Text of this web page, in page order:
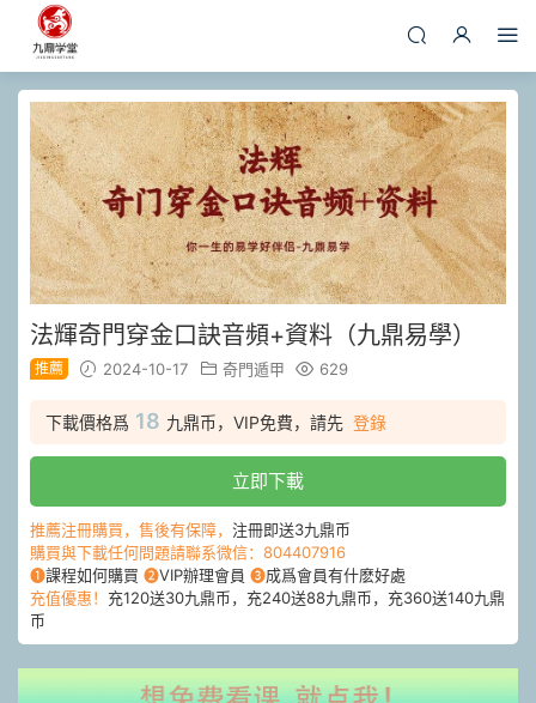
法輝奇門穿金口訣音頻+資料（九鼎易學）
推薦 2024-10-17 奇門遁甲 629
下載價格爲 18 九鼎币，VIP免費，請先 登錄
立即下載
推薦注冊購買，售後有保障， 注冊即送3九鼎币
購買與下載任何問題請聯系微信：804407916
❶課程如何購買 ❷VIP辦理會員 ❸成爲會員有什麽好處
充值優惠！ 充120送30九鼎币，充240送88九鼎币，充360送140九鼎
币